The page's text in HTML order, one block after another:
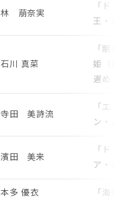
林 萠奈実
「ド
王・遅
石川 真菜
「眠
姫（第
遅め
寺田 美詩流
「エ
ン・遅
濱田 美来
「ド
ア・遅
本多 優衣 「海